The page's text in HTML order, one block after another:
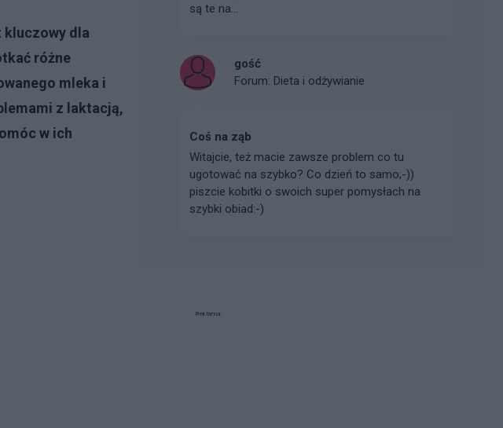
dla
różne
mleka i
z laktacją,
w ich
są te na...
gość
Forum: Dieta i odżywianie
Coś na ząb
Witajcie, też macie zawsze problem co tu
ugotować na szybko? Co dzień to samo;-))
piszcie kobitki o swoich super pomysłach na
szybki obiad:-)
Reklama: